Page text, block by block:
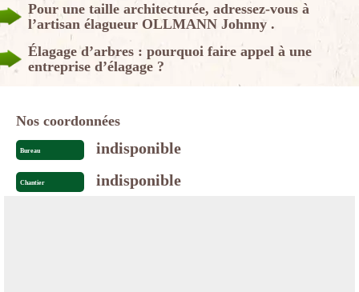
Pour une taille architecturée, adressez-vous à
l’artisan élagueur OLLMANN Johnny .
Élagage d’arbres : pourquoi faire appel à une
entreprise d’élagage ?
Nos coordonnées
Bureau indisponible
Chantier indisponible